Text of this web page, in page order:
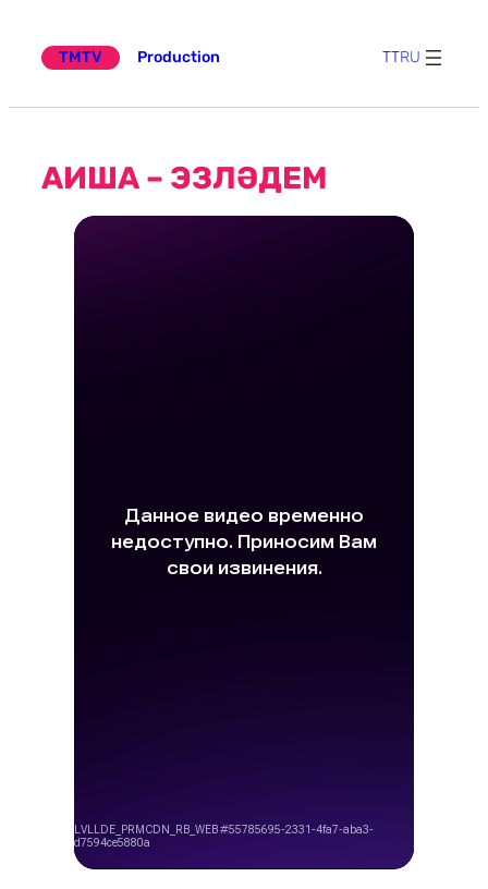
TMTV
Production TTRU
АИША – ЭЗЛӘДЕМ